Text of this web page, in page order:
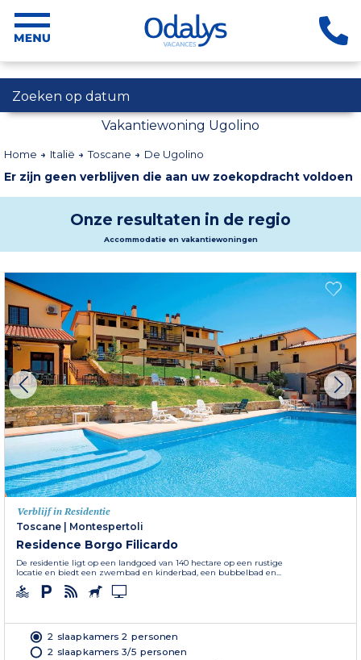
Zoeken op datum
Vakantiewoning Ugolino
Home Italië Toscane De Ugolino
Er zijn geen verblijven die aan uw zoekopdracht voldoen
Onze resultaten in de regio
Accommodatie en vakantiewoningen
Verblijf in Residentie
Toscane
Montespertoli
Residence Borgo Filicardo
De residentie ligt op een landgoed van 140 hectare op een rustige
locatie en biedt een zwembad en kinderbad, een bubbelbad en...
2 slaapkamers 2 personen
2 slaapkamers 3/5 personen